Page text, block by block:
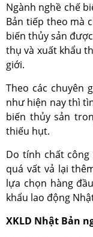
Ngành nghề chế
Bản tiếp theo mà
biến thủy sản
thụ và xuất khẩu
giới.
Theo các chuyên
như hiện nay thì
biến thủy sản
thiếu hụt.
Do tính chất
quá vất vả lại
lựa chọn hàng
khẩu lao động
XKLD Nhật Bản